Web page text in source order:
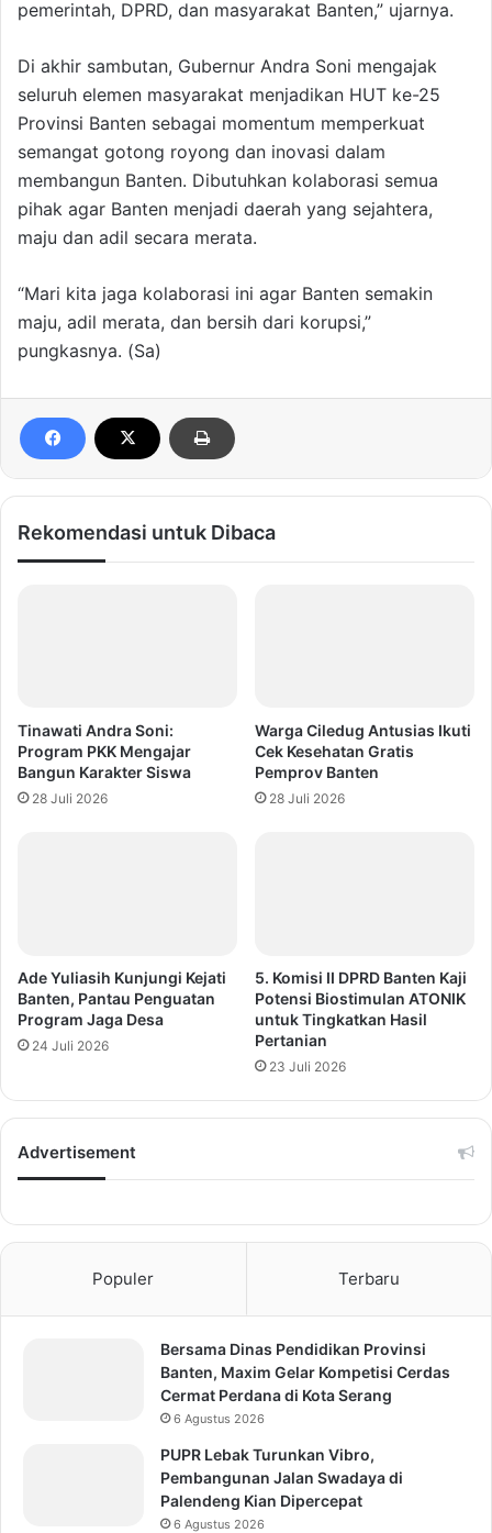
pemerintah, DPRD, dan masyarakat Banten,” ujarnya.
Di akhir sambutan, Gubernur Andra Soni mengajak
seluruh elemen masyarakat menjadikan HUT ke-25
Provinsi Banten sebagai momentum memperkuat
semangat gotong royong dan inovasi dalam
membangun Banten. Dibutuhkan kolaborasi semua
pihak agar Banten menjadi daerah yang sejahtera,
maju dan adil secara merata.
“Mari kita jaga kolaborasi ini agar Banten semakin
maju, adil merata, dan bersih dari korupsi,”
pungkasnya. (Sa)
Rekomendasi untuk Dibaca
Tinawati Andra Soni:
Program PKK Mengajar
Bangun Karakter Siswa
28 Juli 2026
Warga Ciledug Antusias Ikuti
Cek Kesehatan Gratis
Pemprov Banten
28 Juli 2026
Ade Yuliasih Kunjungi Kejati
Banten, Pantau Penguatan
Program Jaga Desa
24 Juli 2026
5. Komisi II DPRD Banten Kaji
Potensi Biostimulan ATONIK
untuk Tingkatkan Hasil
Pertanian
23 Juli 2026
Advertisement
Populer Terbaru
Bersama Dinas Pendidikan Provinsi
Banten, Maxim Gelar Kompetisi Cerdas
Cermat Perdana di Kota Serang
6 Agustus 2026
PUPR Lebak Turunkan Vibro,
Pembangunan Jalan Swadaya di
Palendeng Kian Dipercepat
6 Agustus 2026